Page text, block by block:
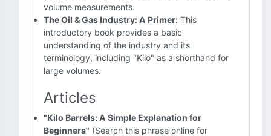
volume measurements.
The Oil & Gas Industry: A Primer: This
introductory book provides a basic
understanding of the industry and its
terminology, including "Kilo" as a shorthand for
large volumes.
Articles
"Kilo Barrels: A Simple Explanation for
Beginners" (Search this phrase online for